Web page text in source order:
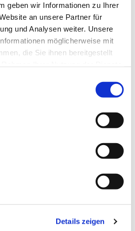
geben wir Informationen zu Ihrer
an unsere Partner für
und Analysen weiter. Unsere
möglicherweise mit
die Sie ihnen bereitgestellt
Details zeigen